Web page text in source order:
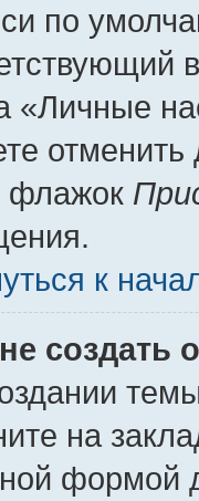
по
«Личные
флажок
к
создать
на
формой